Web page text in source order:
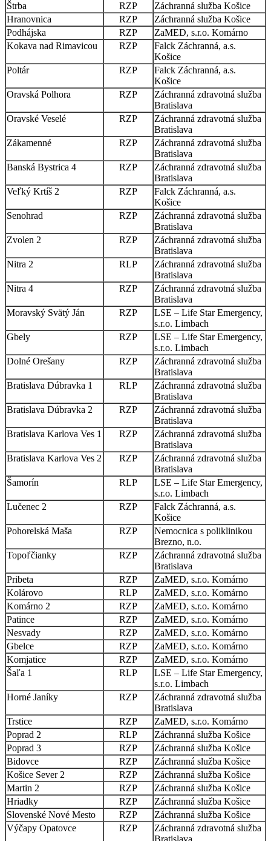
Štrba
RZP
Záchranná služba Košice
Hranovnica
RZP
Záchranná služba Košice
Podhájska
RZP
ZaMED, s.r.o. Komárno
Kokava nad Rimavicou
RZP
Falck Záchranná, a.s.
Košice
Poltár
RZP
Falck Záchranná, a.s.
Košice
Oravská Polhora
RZP
Záchranná zdravotná služba
Bratislava
Oravské Veselé
RZP
Záchranná zdravotná služba
Bratislava
Zákamenné
RZP
Záchranná zdravotná služba
Bratislava
Banská Bystrica 4
RZP
Záchranná zdravotná služba
Bratislava
Veľký Krtíš 2
RZP
Falck Záchranná, a.s.
Košice
Senohrad
RZP
Záchranná zdravotná služba
Bratislava
Zvolen 2
RZP
Záchranná zdravotná služba
Bratislava
Nitra 2
RLP
Záchranná zdravotná služba
Bratislava
Nitra 4
RZP
Záchranná zdravotná služba
Bratislava
Moravský Svätý Ján
RZP
LSE – Life Star Emergency,
s.r.o. Limbach
Gbely
RZP
LSE – Life Star Emergency,
s.r.o. Limbach
Dolné Orešany
RZP
Záchranná zdravotná služba
Bratislava
Bratislava Dúbravka 1
RLP
Záchranná zdravotná služba
Bratislava
Bratislava Dúbravka 2
RZP
Záchranná zdravotná služba
Bratislava
Bratislava Karlova Ves 1
RZP
Záchranná zdravotná služba
Bratislava
Bratislava Karlova Ves 2
RZP
Záchranná zdravotná služba
Bratislava
Šamorín
RLP
LSE – Life Star Emergency,
s.r.o. Limbach
Lučenec 2
RZP
Falck Záchranná, a.s.
Košice
Pohorelská Maša
RZP
Nemocnica s poliklinikou
Brezno, n.o.
Topoľčianky
RZP
Záchranná zdravotná služba
Bratislava
Pribeta
RZP
ZaMED, s.r.o. Komárno
Kolárovo
RLP
ZaMED, s.r.o. Komárno
Komárno 2
RZP
ZaMED, s.r.o. Komárno
Patince
RZP
ZaMED, s.r.o. Komárno
Nesvady
RZP
ZaMED, s.r.o. Komárno
Gbelce
RZP
ZaMED, s.r.o. Komárno
Komjatice
RZP
ZaMED, s.r.o. Komárno
Šaľa 1
RLP
LSE – Life Star Emergency,
s.r.o. Limbach
Horné Janíky
RZP
Záchranná zdravotná služba
Bratislava
Trstice
RZP
ZaMED, s.r.o. Komárno
Poprad 2
RLP
Záchranná služba Košice
Poprad 3
RZP
Záchranná služba Košice
Bidovce
RZP
Záchranná služba Košice
Košice Sever 2
RZP
Záchranná služba Košice
Martin 2
RZP
Záchranná služba Košice
Hriadky
RZP
Záchranná služba Košice
Slovenské Nové Mesto
RZP
Záchranná služba Košice
Výčapy Opatovce
RZP
Záchranná zdravotná služba